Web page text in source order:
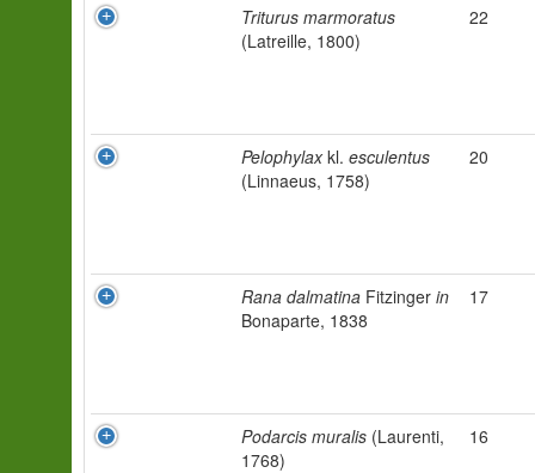
Triturus marmoratus
(Latreille, 1800)
22
Pelophylaxkl. esculentus
(Linnaeus, 1758)
20
Rana dalmatina Fitzinger in
Bonaparte, 1838
17
Podarcis muralis (Laurenti,
1768)
16